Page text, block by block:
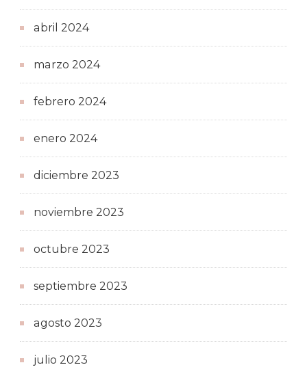
abril 2024
marzo 2024
febrero 2024
enero 2024
diciembre 2023
noviembre 2023
octubre 2023
septiembre 2023
agosto 2023
julio 2023